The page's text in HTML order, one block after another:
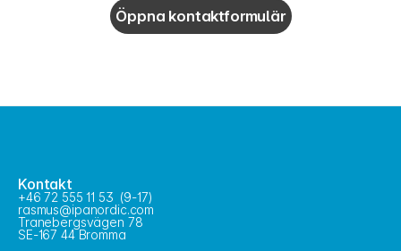
Öppna kontaktformulär
Kontakt
+46 72 555 11 53  (9-17)
rasmus@ipanordic.com
Tranebergsvägen 78
SE-167 44 Bromma